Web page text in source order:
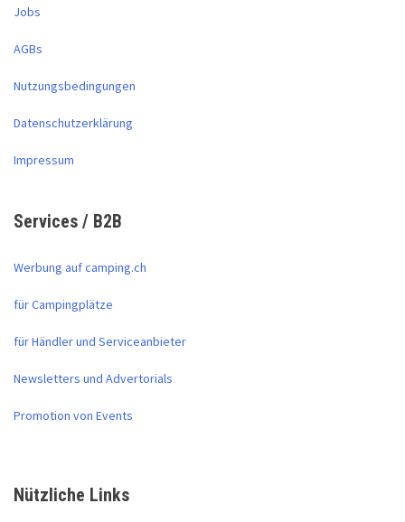
Jobs
AGBs
Nutzungsbedingungen
Datenschutzerklärung
Impressum
Services / B2B
Werbung auf camping.ch
für Campingplätze
für Händler und Serviceanbieter
Newsletters und Advertorials
Promotion von Events
Nützliche Links